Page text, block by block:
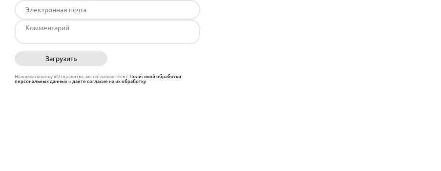
Загрузить
Нажимая кнопку «Отправить», вы соглашаетесь сПолитикой обработки
персональных данныхи даёте согласие на их обработку